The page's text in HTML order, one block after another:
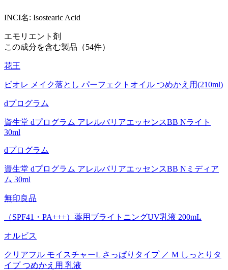
INCI名: Isostearic Acid
エモリエント剤
この成分を含む製品（54件）
花王
ビオレ メイク落とし パーフェクトオイル つめかえ用(210ml)
dプログラム
資生堂 dプログラム アレルバリアエッセンスBB Nライト
30ml
dプログラム
資生堂 dプログラム アレルバリアエッセンスBB Nミディア
ム 30ml
無印良品
（SPF41・PA+++）薬用ブライトニングUV乳液 200mL
オルビス
クリアフル モイスチャーL さっぱりタイプ ／ M しっとりタ
イプ つめかえ用 乳液